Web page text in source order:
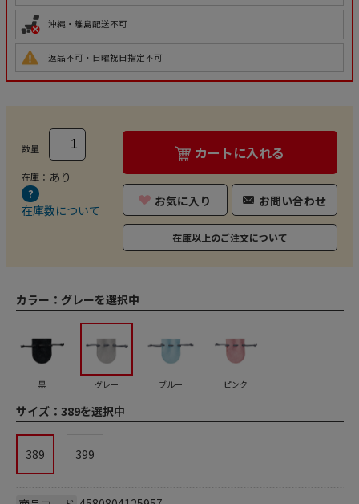
沖縄・離島配送不可
返品不可・日曜祝日指定不可
数量
在庫： あり
在庫数について
カートに入れる
お気に入り お問い合わせ
在庫以上のご注文について
カラー： グレーを選択中
黒 グレー ブルー ピンク
サイズ： 389を選択中
389 399